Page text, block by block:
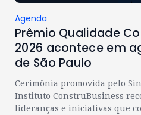
Agenda
Prêmio Qualidade
2026 acontece em
de São Paulo
Cerimônia promovida pelo
Instituto ConstruBusiness
lideranças e iniciativas que